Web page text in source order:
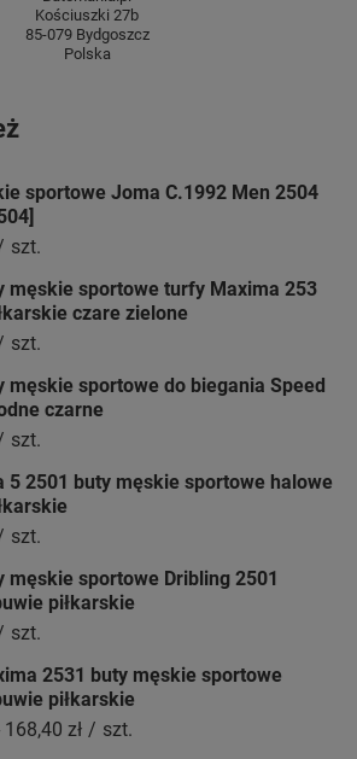
Kościuszki 27b
85-079 Bydgoszcz
Polska
sportowe Joma C.1992 Men 2504
szt.
męskie sportowe turfy Maxima 253
czare zielone
szt.
męskie sportowe do biegania Speed
czarne
szt.
5 2501 buty męskie sportowe halowe
szt.
męskie sportowe Dribling 2501
piłkarskie
szt.
2531 buty męskie sportowe
piłkarskie
168,40 zł / szt.